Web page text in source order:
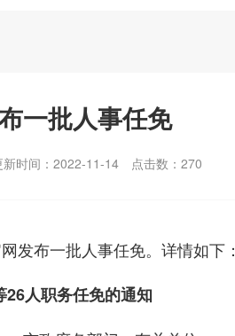
一批人事任免
新时间：2022-11-14 点击数： 270
发布一批人事任免。详情如下：
人职务任免的通知